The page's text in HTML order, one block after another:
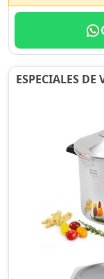
ESPECIALES